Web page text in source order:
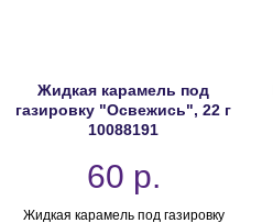
Жидкая карамель под
газировку "Освежись", 22 г
10088191
60 р.
Жидкая карамель под газировку